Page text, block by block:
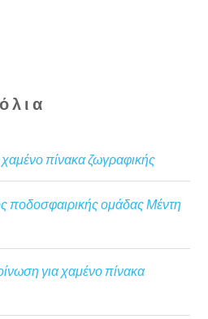
πίνακα ζωγραφικής
ποδοσφαιρικής ομάδας Μέντη
για χαμένο πίνακα